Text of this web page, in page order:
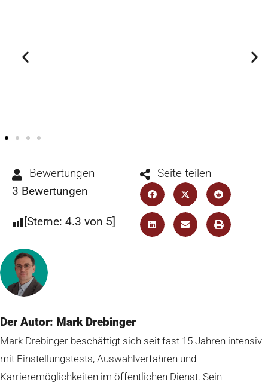
Bewertungen
3 Bewertungen
[Sterne: 4.3 von 5]
Seite teilen
Der Autor: Mark Drebinger
Mark Drebinger beschäftigt sich seit fast 15 Jahren intensiv
mit Einstellungstests, Auswahlverfahren und
Karrieremöglichkeiten im öffentlichen Dienst. Sein